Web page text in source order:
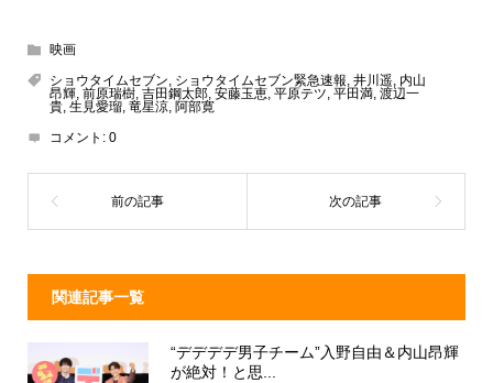
a
d
s
n
a
e
o
k
映画
ショウタイムセブン, ショウタイムセブン緊急速報, 井川遥, 内山
昂輝, 前原瑞樹, 吉田鋼太郎, 安藤玉恵, 平原テツ, 平田満, 渡辺一
貴, 生見愛瑠, 竜星涼, 阿部寛
コメント: 0
関連記事一覧
“デデデデ男子チーム”入野自由＆内山昂輝
が絶対！と思...